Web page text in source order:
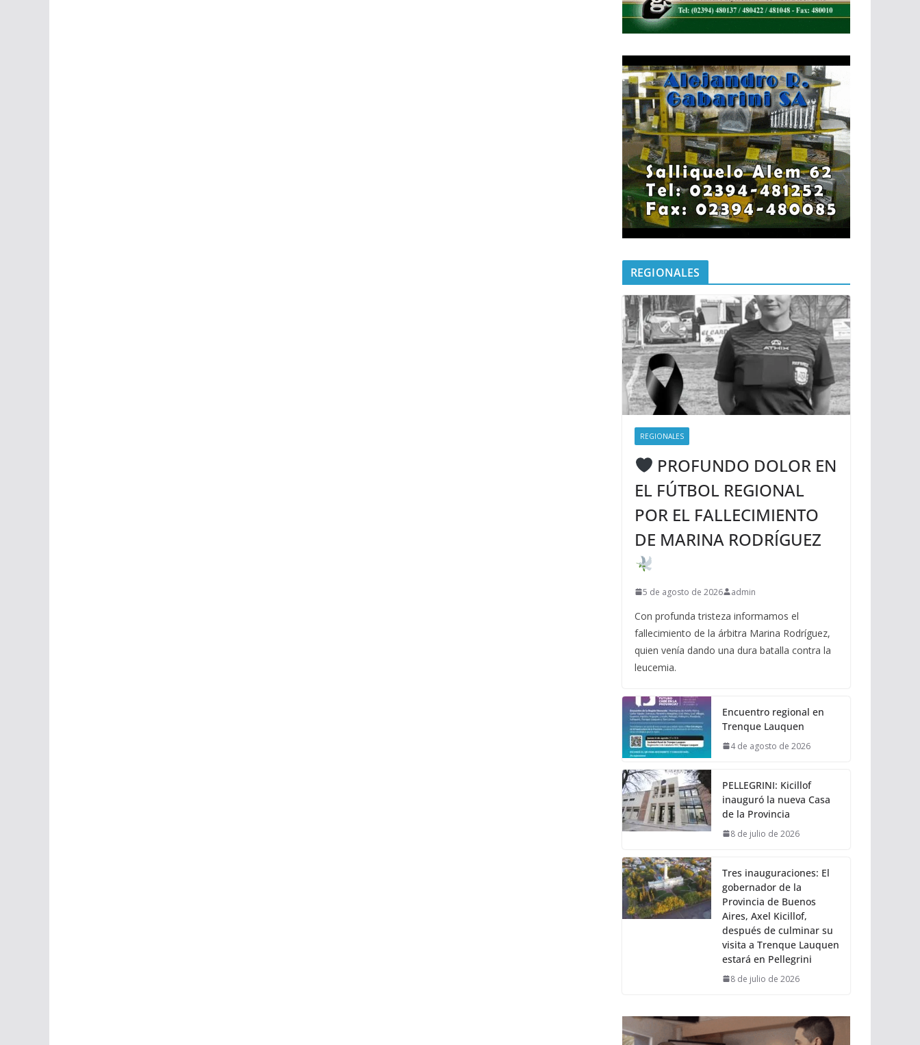
REGIONALES
REGIONALES
PROFUNDO DOLOR EN
EL FÚTBOL REGIONAL
POR EL FALLECIMIENTO
DE MARINA RODRÍGUEZ
5 de agosto de 2026 admin
Con profunda tristeza informamos el
fallecimiento de la árbitra Marina Rodríguez,
quien venía dando una dura batalla contra la
leucemia.
Encuentro regional en
Trenque Lauquen
4 de agosto de 2026
PELLEGRINI: Kicillof
inauguró la nueva Casa
de la Provincia
8 de julio de 2026
Tres inauguraciones: El
gobernador de la
Provincia de Buenos
Aires, Axel Kicillof,
después de culminar su
visita a Trenque Lauquen
estará en Pellegrini
8 de julio de 2026